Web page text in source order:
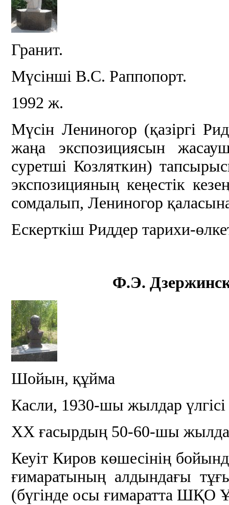
Гранит.
Мүсінші В.С. Раппопорт.
1992 ж.
Мүсін Лениногор (қазіргі
жаңа экспозициясын
суретші Козляткин)
экспозицияның кеңестік
сомдалып, Лениногор
Ескерткіш Риддер тарихи-
Ф.Э.
Шойын, құйма
Касли, 1930-шы жылдар
ХХ ғасырдың 50-60-шы
Кеуіт Киров көшесінің
ғимаратының алдындағы
(бүгінде осы ғимаратта ШҚО